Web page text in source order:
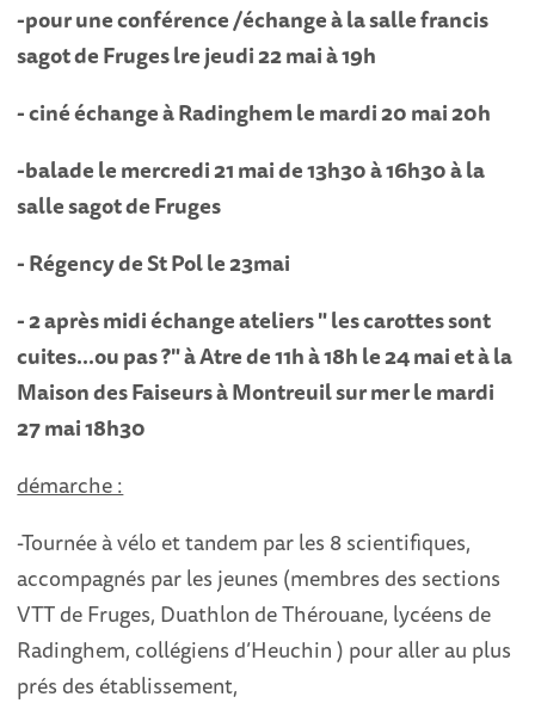
-pour une conférence /échangeà la salle francis
sagot de Fruges lre jeudi 22 mai à 19h
- ciné échange à Radinghem le mardi 20 mai 20h
-balade le mercredi 21 mai de 13h30 à 16h30 à la
salle sagot de Fruges
- Régency de St Pol le 23mai
- 2 après midi échange ateliers " les carottes sont
cuites...ou pas ?" à Atre de 11h à 18h le 24 mai et à la
Maison des Faiseurs à Montreuil sur mer le mardi
27 mai 18h30
démarche :
-Tournée à vélo et tandem par les 8 scientifiques,
accompagnés par les jeunes (membres des sections
VTT de Fruges, Duathlon de Thérouane, lycéens de
Radinghem, collégiens d’Heuchin ) pour aller au plus
prés des établissement,